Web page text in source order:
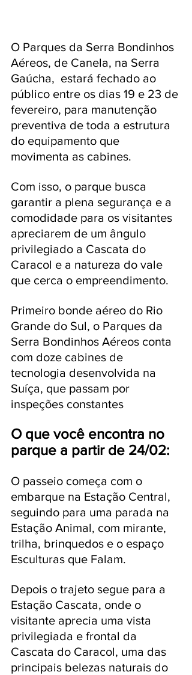
O Parques da Serra Bondinhos
Aéreos, de Canela, na Serra
Gaúcha,  estará fechado ao
público entre os dias 19 e 23 de
fevereiro, para manutenção
preventiva de toda a estrutura
do equipamento que
movimenta as cabines.
Com isso, o parque busca
garantir a plena segurança e a
comodidade para os visitantes
apreciarem de um ângulo
privilegiado a Cascata do
Caracol e a natureza do vale
que cerca o empreendimento.
Primeiro bonde aéreo do Rio
Grande do Sul, o Parques da
Serra Bondinhos Aéreos conta
com doze cabines de
tecnologia desenvolvida na
Suíça, que passam por
inspeções constantes
O que você encontra no
parque a partir de 24/02:
O passeio começa com o
embarque na Estação Central,
seguindo para uma parada na
Estação Animal, com mirante,
trilha, brinquedos e o espaço
Esculturas que Falam.
Depois o trajeto segue para a
Estação Cascata, onde o
visitante aprecia uma vista
privilegiada e frontal da
Cascata do Caracol, uma das
principais belezas naturais do